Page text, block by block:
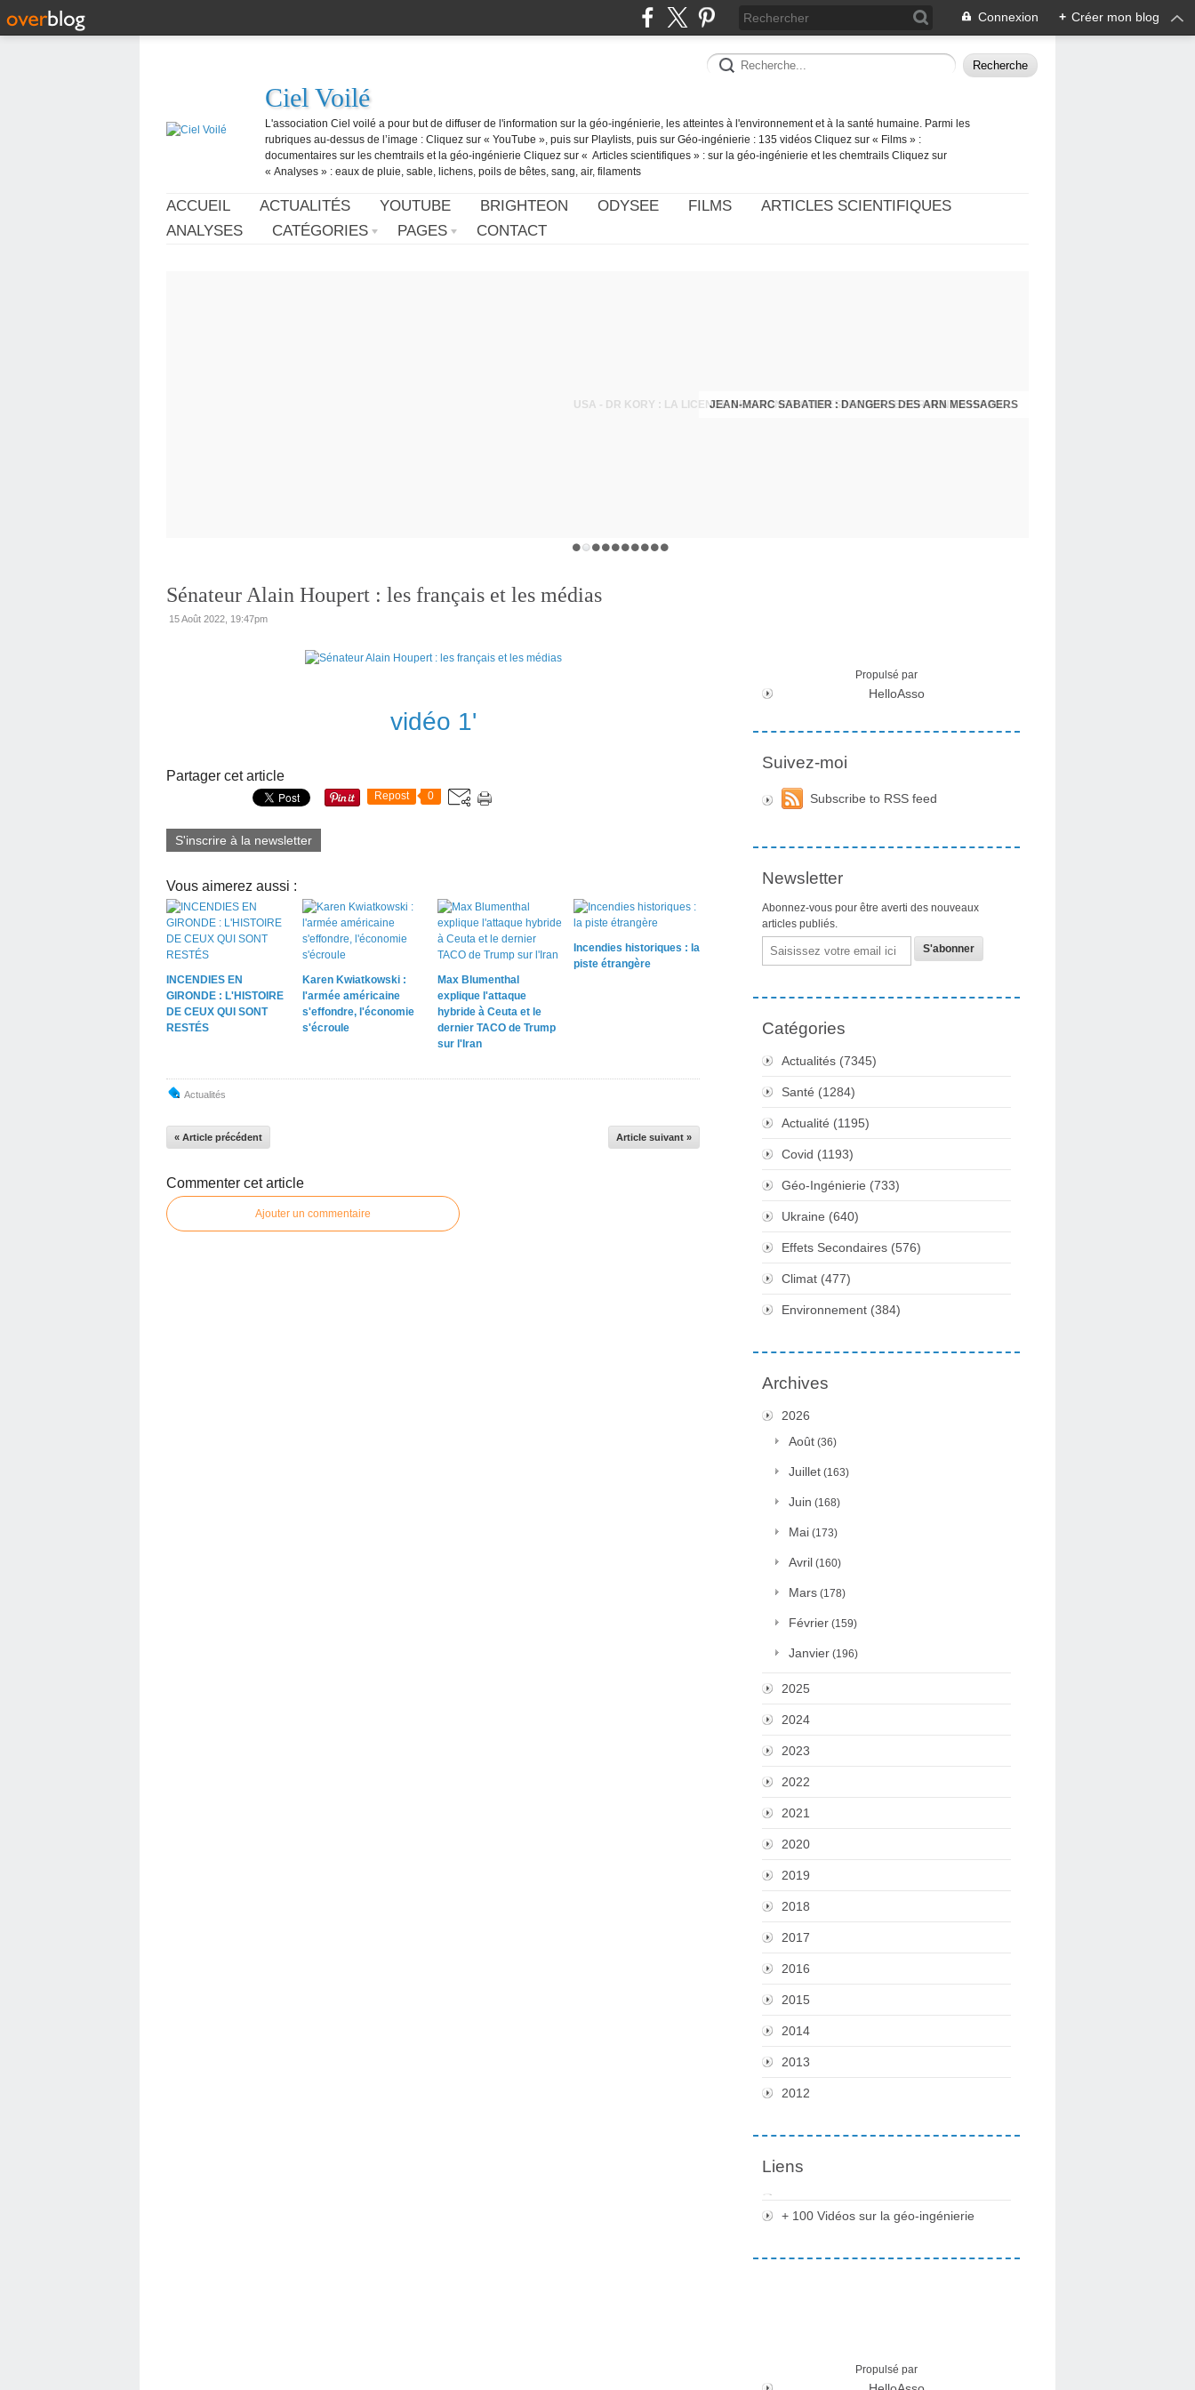
Connexion + Créer mon blog
Ciel Voilé
L'association Ciel voilé a pour but de diffuser de l'information sur la géo-ingénierie, les atteintes à l'environnement et à la santé humaine. Parmi les
rubriques au-dessus de l’image : Cliquez sur « YouTube », puis sur Playlists, puis sur Géo-ingénierie : 135 vidéos Cliquez sur « Films » :
documentaires sur les chemtrails et la géo-ingénierie Cliquez sur « Articles scientifiques » : sur la géo-ingénierie et les chemtrails Cliquez sur
« Analyses » : eaux de pluie, sable, lichens, poils de bêtes, sang, air, filaments
ACCUEIL ACTUALITÉS YOUTUBE BRIGHTEON ODYSEE FILMS
ARTICLES SCIENTIFIQUES
ANALYSES
CATÉGORIES PAGES CONTACT
JEAN-MARC SABATIER : DANGERS DES ARN MESSAGERS
USA - DR KORY : LA LICENCE DE SOIGNER OU RESPECTER LE SERMENT D'HIPPOCRATE CONTRE VENTS ET MARÉES
Sénateur Alain Houpert : les français et les médias
15 Août 2022, 19:47pm
vidéo 1'
Partager cet article
Repost 0
S'inscrire à la newsletter
Vous aimerez aussi :
INCENDIES EN
GIRONDE : L'HISTOIRE
DE CEUX QUI SONT
RESTÉS
Karen Kwiatkowski :
l'armée américaine
s'effondre, l'économie
s'écroule
Max Blumenthal
explique l'attaque
hybride à Ceuta et le
dernier TACO de Trump
sur l'Iran
Incendies historiques : la
piste étrangère
Actualités
« Article précédent Article suivant »
Commenter cet article
Ajouter un commentaire
Propulsé par
HelloAsso
Suivez-moi
Subscribe to RSS feed
Newsletter
Abonnez-vous pour être averti des nouveaux
articles publiés.
Email
Catégories
Actualités (7345)
Santé (1284)
Actualité (1195)
Covid (1193)
Géo-Ingénierie (733)
Ukraine (640)
Effets Secondaires (576)
Climat (477)
Environnement (384)
Archives
2026
Août (36)
Juillet (163)
Juin (168)
Mai (173)
Avril (160)
Mars (178)
Février (159)
Janvier (196)
2025
2024
2023
2022
2021
2020
2019
2018
2017
2016
2015
2014
2013
2012
Liens
+ 100 Vidéos sur la géo-ingénierie
Propulsé par